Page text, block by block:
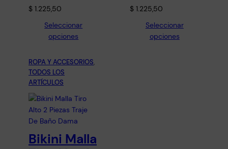
$ 1.225,50
Seleccionar
opciones
$1.225,50
Seleccionar
opciones
ROPA Y ACCESORIOS
TODOS LOS
ARTÍCULOS
Bikini Malla